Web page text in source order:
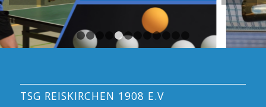
4 5 6 7 8 10 1112
TSG REISKIRCHEN 1908 E.V